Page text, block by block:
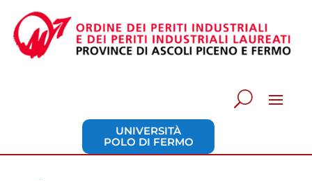
UNIVERSITÀ
POLO DI FERMO